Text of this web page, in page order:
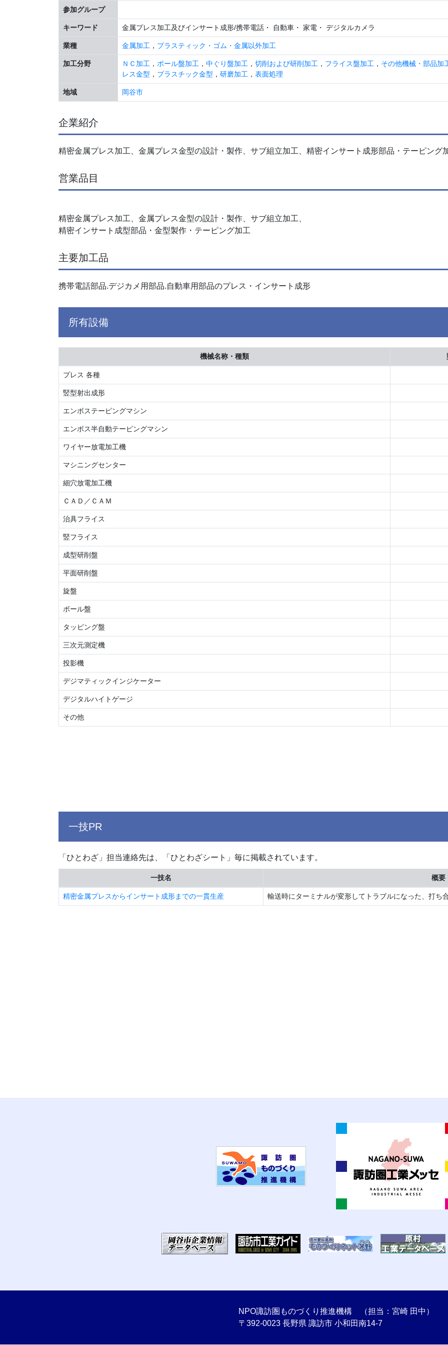
参加グループ
キーワード 金属プレス加工及びインサート成形/携帯電話・ 自動車・ 家電・ デジタルカメラ
業種 金属加工 ， プラスティック・ゴム・金属以外加工
加工分野 ＮＣ加工 ， ボール盤加工 ， 中ぐり盤加工 ， 切削および研削加工 ， フライス盤加工 ， その他機械・部品加
レス金型 ， プラスチック金型 ， 研磨加工 ， 表面処理
地域 岡谷市
企業紹介
精密金属プレス加工、金属プレス金型の設計・製作、サブ組立加工、精密インサート成形部品・テーピング
営業品目
精密金属プレス加工、金属プレス金型の設計・製作、サブ組立加工、
精密インサート成型部品・金型製作・テーピング加工
主要加工品
携帯電話部品.デジカメ用部品.自動車用部品のプレス・インサート成形
所有設備
機械名称・種類
プレス 各種
竪型射出成形
エンボステーピングマシン
エンボス半自動テーピングマシン
ワイヤー放電加工機
マシニングセンター
細穴放電加工機
ＣＡＤ／ＣＡＭ
治具フライス
竪フライス
成型研削盤
平面研削盤
旋盤
ボール盤
タッピング盤
三次元測定機
投影機
デジマティックインジケーター
デジタルハイトゲージ
その他
一技PR
「ひとわざ」担当連絡先は、「ひとわざシート」毎に掲載されています。
一技名 概要
精密金属プレスからインサート成形までの一貫生産 輸送時にターミナルが変形してトラブルになった、打ち
NPO諏訪圏ものづくり推進機構 （担当：宮崎 田中）
〒392-0023 長野県 諏訪市 小和田南14-7